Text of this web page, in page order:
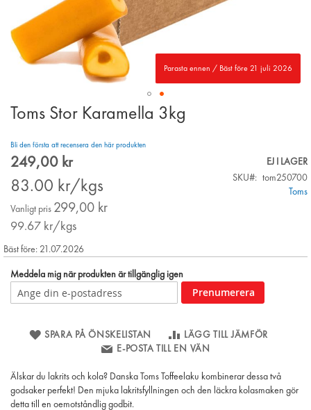
Parasta ennen / Bäst före 21 juli 2026
Skip
of
the
images
gallery
Toms Stor Karamella 3kg
Bli den första att recensera den här produkten
Special
249,00 kr
83.00 kr/kgs
Vanligt pris 299,00 kr
99.67 kr/kgs
EJ I LAGER
SKU
tom250700
Toms
Bäst före: 21.07.2026
Meddela mig när produkten är tillgänglig igen
Prenumerera
SPARA PÅ ÖNSKELISTAN
LÄGG TILL JÄMFÖR
E-POSTA TILL EN VÄN
Älskar du lakrits och kola? Danska Toms Toffeelaku kombinerar dessa två
godsaker perfekt! Den mjuka lakritsfyllningen och den läckra kolasmaken gör
detta till en oemotståndlig godbit.